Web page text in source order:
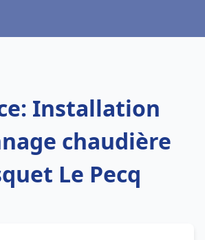
Installation
chaudière
Le Pecq